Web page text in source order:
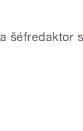
šéfredaktor